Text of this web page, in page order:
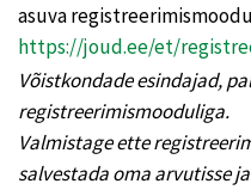
asuva
https://joud.ee/et/
Võistkondade esindajad,
registreerimismooduliga.
Valmistage ette
salvestada oma arvutisse